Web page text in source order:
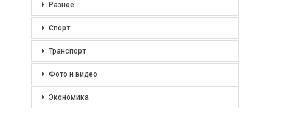
Разное
Спорт
Транспорт
Фото и видео
Экономика